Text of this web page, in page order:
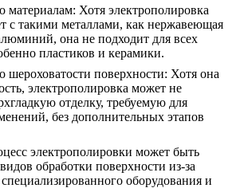
материалам: Хотя электрополировка
с такими металлами, как нержавеющая
она не подходит для всех
пластиков и керамики.
шероховатости поверхности: Хотя она
электрополировка может не
отделку, требуемую для
без дополнительных этапов
электрополировки может быть
обработки поверхности из-за
оборудования и